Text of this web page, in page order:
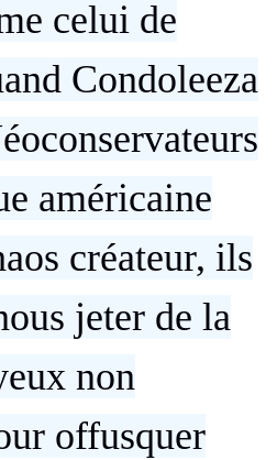
celui de
Condoleeza
américaine
créateur, ils
jeter de la
non
offusquer